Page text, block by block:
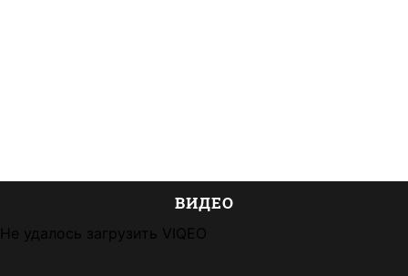
ВИДЕО
Не удалось загрузить VIQEO